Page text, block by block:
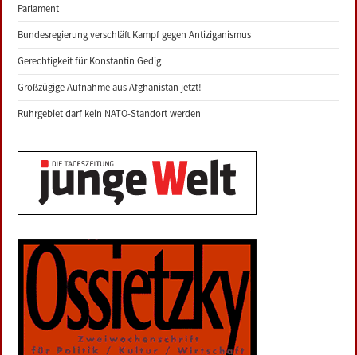
Parlament
Bundesregierung verschläft Kampf gegen Antiziganismus
Gerechtigkeit für Konstantin Gedig
Großzügige Aufnahme aus Afghanistan jetzt!
Ruhrgebiet darf kein NATO-Standort werden